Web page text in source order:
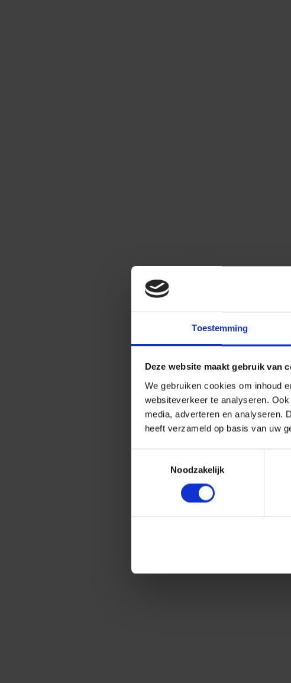
Toestemming
Deze website maakt gebruik van
We gebruiken cookies om inhoud
websiteverkeer te analyseren.
media, adverteren en analyseren.
heeft verzameld op basis van uw
Noodzakelijk